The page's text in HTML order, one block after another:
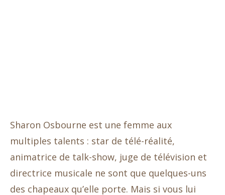
Sharon Osbourne est une femme aux
multiples talents : star de télé-réalité,
animatrice de talk-show, juge de télévision et
directrice musicale ne sont que quelques-uns
des chapeaux qu’elle porte. Mais si vous lui